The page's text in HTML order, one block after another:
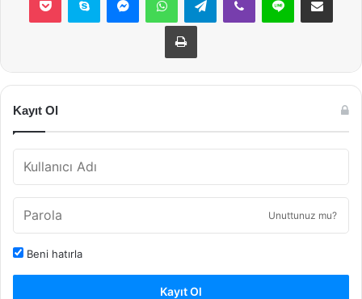
Yazdır
Kayıt Ol
Unuttunuz mu?
Beni hatırla
Kayıt Ol